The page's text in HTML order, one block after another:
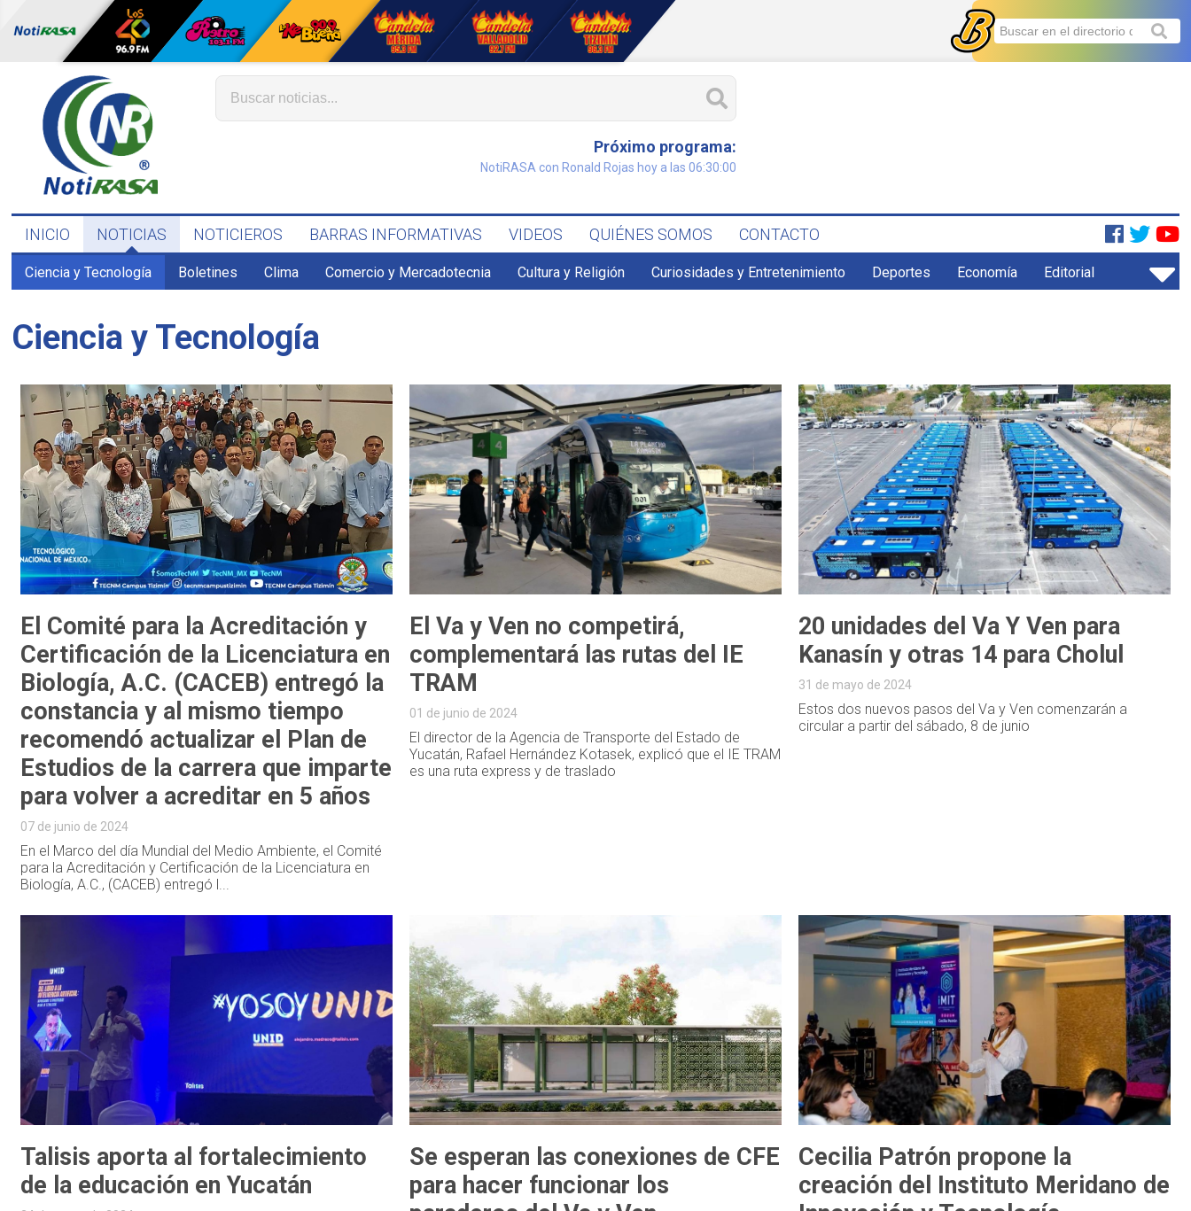
Próximo programa:
NotiRASA con Ronald Rojas hoy a las 06:30:00
INICIO NOTICIAS NOTICIEROS BARRAS INFORMATIVAS VIDEOS QUIÉNES SOMOS CONTACTO
Ciencia y Tecnología Boletines Clima Comercio y Mercadotecnia Cultura y Religión Curiosidades y Entretenimiento Deportes Economía Editorial
Ciencia y Tecnología
El Comité para la Acreditación y
Certificación de la Licenciatura en
Biología, A.C. (CACEB) entregó la
constancia y al mismo tiempo
recomendó actualizar el Plan de
Estudios de la carrera que imparte
para volver a acreditar en 5 años
07 de junio de 2024
En el Marco del día Mundial del Medio Ambiente, el Comité
para la Acreditación y Certificación de la Licenciatura en
Biología, A.C., (CACEB) entregó l...
El Va y Ven no competirá,
complementará las rutas del IE
TRAM
01 de junio de 2024
El director de la Agencia de Transporte del Estado de
Yucatán, Rafael Hernández Kotasek, explicó que el IE TRAM
es una ruta express y de traslado
20 unidades del Va Y Ven para
Kanasín y otras 14 para Cholul
31 de mayo de 2024
Estos dos nuevos pasos del Va y Ven comenzarán a
circular a partir del sábado, 8 de junio
Talisis aporta al fortalecimiento
de la educación en Yucatán
Se esperan las conexiones de CFE
para hacer funcionar los
Cecilia Patrón propone la
creación del Instituto Meridano de